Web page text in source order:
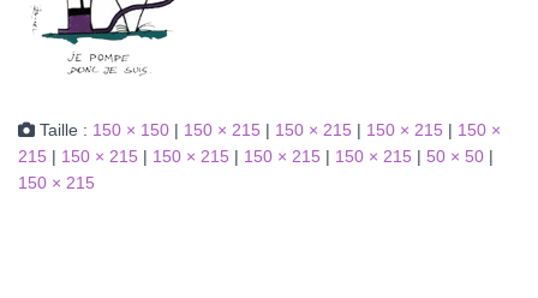
Taille : 150 × 150 | 150 × 215 | 150 × 215 | 150 × 215 | 150 ×
215 | 150 × 215 | 150 × 215 | 150 × 215 | 150 × 215 | 50 × 50 |
150 × 215